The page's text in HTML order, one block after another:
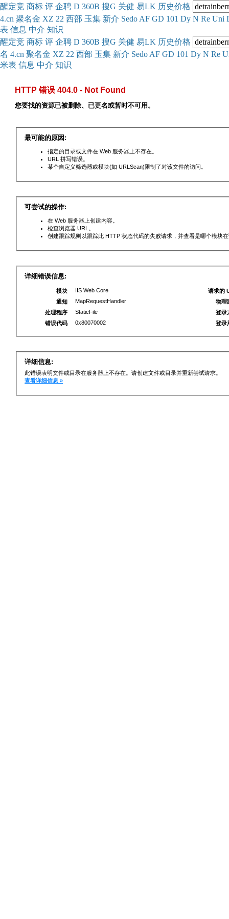
醒定竞 商标 评 企聘 D 360B 搜G 关健 易LK 历史价格
4.cn 聚名金 XZ 22 西部 玉集 新介 Sedo AF GD 101 Dy N Re Uni
表 信息 中介 知识